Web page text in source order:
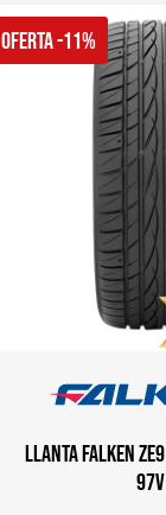
OFERTA -11%
Llanta FALKEN
97V